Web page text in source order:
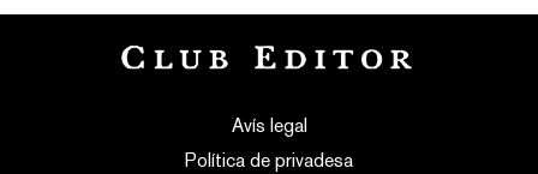
Avís legal
Política de privadesa